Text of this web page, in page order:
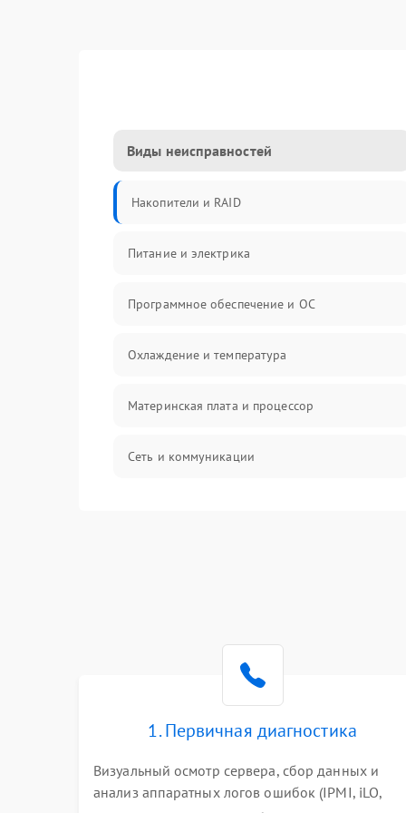
Виды неисправностей
Накопители и RAID
Питание и электрика
Программное обеспечение и ОС
Охлаждение и температура
Материнская плата и процессор
Сеть и коммуникации
Контроллеры и интерфейсы
Виртуализация и сервисы
Влага и внешние воздействия
1. Первичная диагностика
Визуальный осмотр сервера, сбор данных и
анализ аппаратных логов ошибок (IPMI, iLO,